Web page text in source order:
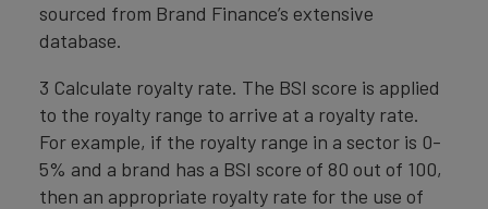
sourced from Brand Finance’s extensive
database.
3 Calculate royalty rate. The BSI score is applied
to the royalty range to arrive at a royalty rate.
For example, if the royalty range in a sector is 0-
5% and a brand has a BSI score of 80 out of 100,
then an appropriate royalty rate for the use of